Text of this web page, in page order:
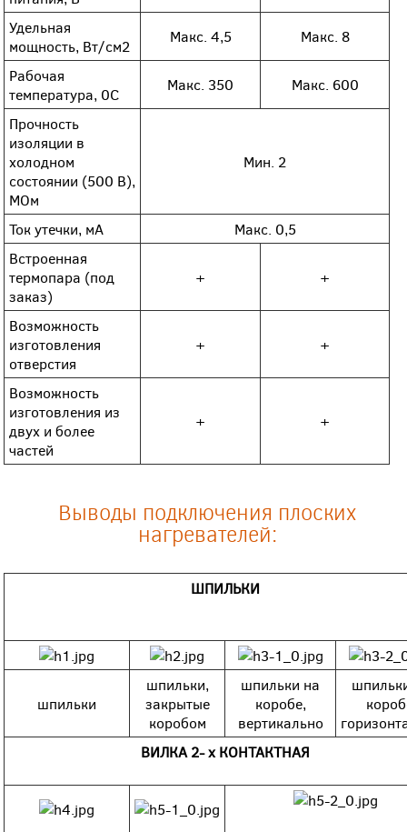
Удельная
мощность, Вт/см2
Макс. 4,5 Макс. 8
Рабочая
температура, 0С
Макс. 350 Макс. 600
Прочность
изоляции в
холодном
состоянии (500 В),
МОм
Мин. 2
Ток утечки, мА
Макс. 0,5
Встроенная
термопара (под
заказ)
+ +
Возможность
изготовления
отверстия
+ +
Возможность
изготовления из
двух и более
частей
+ +
Выводы подключения плоских
нагревателей:
ШПИЛЬКИ
шпильки
шпильки,
закрытые
коробом
шпильки на
коробе,
вертикально
ВИЛКА 2- х КОНТАКТНАЯ